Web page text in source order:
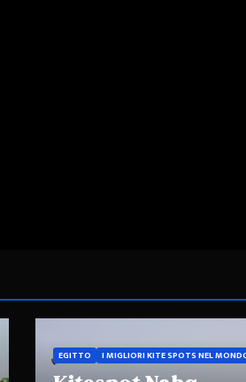
EGITTO I MIGLIORI KITE SPOTS NEL